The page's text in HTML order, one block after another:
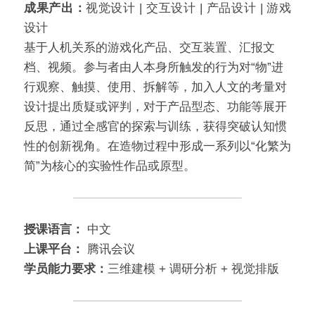
成果产出：视觉设计 | 交互设计 | 产品设计 | 游戏
设计
基于人机关系的游戏化产品、交互装置、汇报文
档、视频。参与者由人本身所触发的行为对“物”进
行观察、触摸、使用、拆解等，加入人文的考量对
设计提出质疑或评判，对于产品型态、功能等展开
反思，通过全感官的探索与训练，获得突破认知惯
性的创新视角。在造物过程中形成一系列以“化繁为
简”为核心的实验性作品或原型。
授课语言： 中文
上课平台： 腾讯会议
学员能力要求： 三维建模 + 调研分析 + 视觉排版